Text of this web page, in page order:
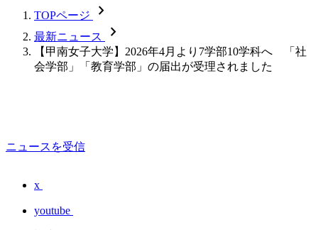
TOPページ chevron_forward
最新ニュース chevron_forward
【甲南女子大学】2026年4月より7学部10学科へ 「社
会学部」「教育学部」の届出が受理されました
ニュースを受信
x
youtube